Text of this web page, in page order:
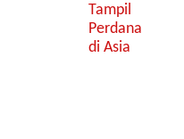
Tampil
Perdana
di Asia